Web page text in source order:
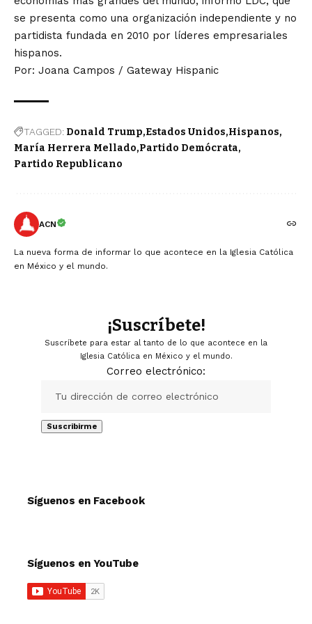
se presenta como una organización independiente y no
partidista fundada en 2010 por líderes empresariales
hispanos.
Por: Joana Campos / Gateway Hispanic
TAGGED: Donald Trump Estados Unidos Hispanos
María Herrera Mellado Partido Demócrata
Partido Republicano
ACN
La nueva forma de informar lo que acontece en la Iglesia Católica
en México y el mundo.
¡Suscríbete!
Suscríbete para estar al tanto de lo que acontece en la
Iglesia Católica en México y el mundo.
Correo electrónico:
Síguenos en Facebook
Síguenos en YouTube